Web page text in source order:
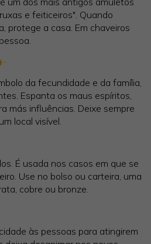
e feiticeiros". Quando
protege a casa. Em chaveiros
da fecundidade e da família,
Espanta os maus espíritos,
más influências. Deixe sempre
local visível.
É usada nos casos em que se
Use no bolso ou carteira, uma
cobre ou bronze.
às pessoas para atingirem